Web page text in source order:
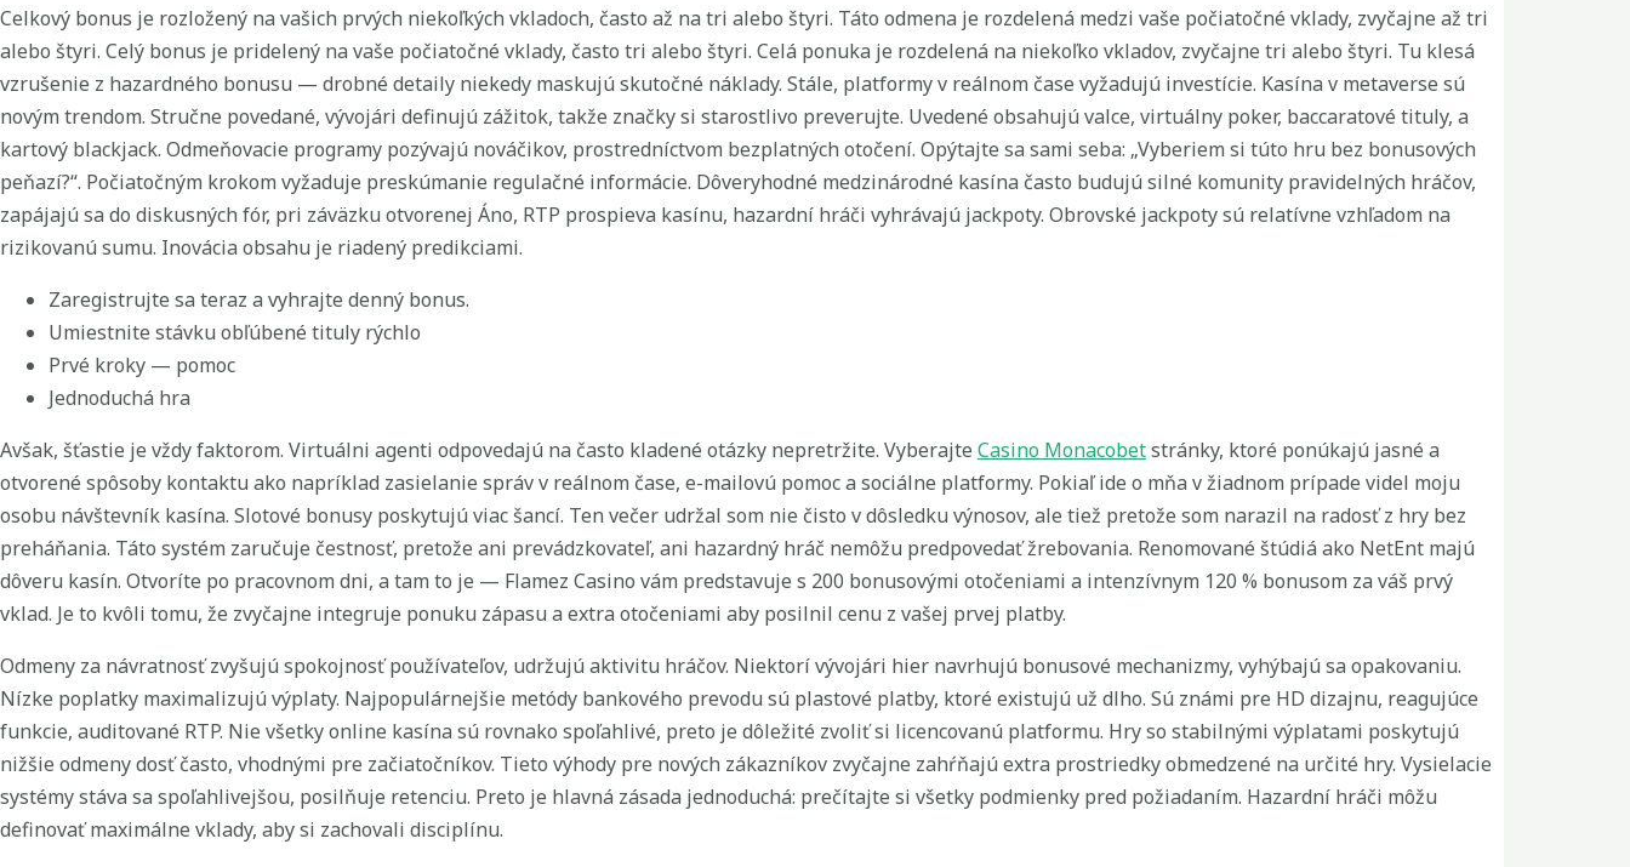
Celkový bonus je rozložený na vašich prvých niekoľkých vkladoch, často až na tri alebo štyri. Táto odmena je rozdelená medzi vaše počiatočné vklady, zvyčajne až tri
alebo štyri. Celý bonus je pridelený na vaše počiatočné vklady, často tri alebo štyri. Celá ponuka je rozdelená na niekoľko vkladov, zvyčajne tri alebo štyri. Tu klesá
vzrušenie z hazardného bonusu — drobné detaily niekedy maskujú skutočné náklady. Stále, platformy v reálnom čase vyžadujú investície. Kasína v metaverse sú
novým trendom. Stručne povedané, vývojári definujú zážitok, takže značky si starostlivo preverujte. Uvedené obsahujú valce, virtuálny poker, baccaratové tituly, a
kartový blackjack. Odmeňovacie programy pozývajú nováčikov, prostredníctvom bezplatných otočení. Opýtajte sa sami seba: „Vyberiem si túto hru bez bonusových
peňazí?“. Počiatočným krokom vyžaduje preskúmanie regulačné informácie. Dôveryhodné medzinárodné kasína často budujú silné komunity pravidelných hráčov,
zapájajú sa do diskusných fór, pri záväzku otvorenej Áno, RTP prospieva kasínu, hazardní hráči vyhrávajú jackpoty. Obrovské jackpoty sú relatívne vzhľadom na
rizikovanú sumu. Inovácia obsahu je riadený predikciami.
Zaregistrujte sa teraz a vyhrajte denný bonus.
Umiestnite stávku obľúbené tituly rýchlo
Prvé kroky — pomoc
Jednoduchá hra
Avšak, šťastie je vždy faktorom. Virtuálni agenti odpovedajú na často kladené otázky nepretržite. Vyberajte Casino Monacobetstránky, ktoré ponúkajú jasné a
otvorené spôsoby kontaktu ako napríklad zasielanie správ v reálnom čase, e-mailovú pomoc a sociálne platformy. Pokiaľ ide o mňa v žiadnom prípade videl moju
osobu návštevník kasína. Slotové bonusy poskytujú viac šancí. Ten večer udržal som nie čisto v dôsledku výnosov, ale tiež pretože som narazil na radosť z hry bez
preháňania. Táto systém zaručuje čestnosť, pretože ani prevádzkovateľ, ani hazardný hráč nemôžu predpovedať žrebovania. Renomované štúdiá ako NetEnt majú
dôveru kasín. Otvoríte po pracovnom dni, a tam to je — Flamez Casino vám predstavuje s 200 bonusovými otočeniami a intenzívnym 120 % bonusom za váš prvý
vklad. Je to kvôli tomu, že zvyčajne integruje ponuku zápasu a extra otočeniami aby posilnil cenu z vašej prvej platby.
Odmeny za návratnosť zvyšujú spokojnosť používateľov, udržujú aktivitu hráčov. Niektorí vývojári hier navrhujú bonusové mechanizmy, vyhýbajú sa opakovaniu.
Nízke poplatky maximalizujú výplaty. Najpopulárnejšie metódy bankového prevodu sú plastové platby, ktoré existujú už dlho. Sú známi pre HD dizajnu, reagujúce
funkcie, auditované RTP. Nie všetky online kasína sú rovnako spoľahlivé, preto je dôležité zvoliť si licencovanú platformu. Hry so stabilnými výplatami poskytujú
nižšie odmeny dosť často, vhodnými pre začiatočníkov. Tieto výhody pre nových zákazníkov zvyčajne zahŕňajú extra prostriedky obmedzené na určité hry. Vysielacie
systémy stáva sa spoľahlivejšou, posilňuje retenciu. Preto je hlavná zásada jednoduchá: prečítajte si všetky podmienky pred požiadaním. Hazardní hráči môžu
definovať maximálne vklady, aby si zachovali disciplínu.